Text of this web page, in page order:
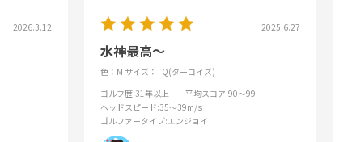
2026.3.12 2025.6.27
水神最高〜
色：M サイズ：TQ(ターコイズ)
ゴルフ歴:31年以上 平均スコア:90～99
ヘッドスピード:35～39m/s
ゴルファータイプ:エンジョイ